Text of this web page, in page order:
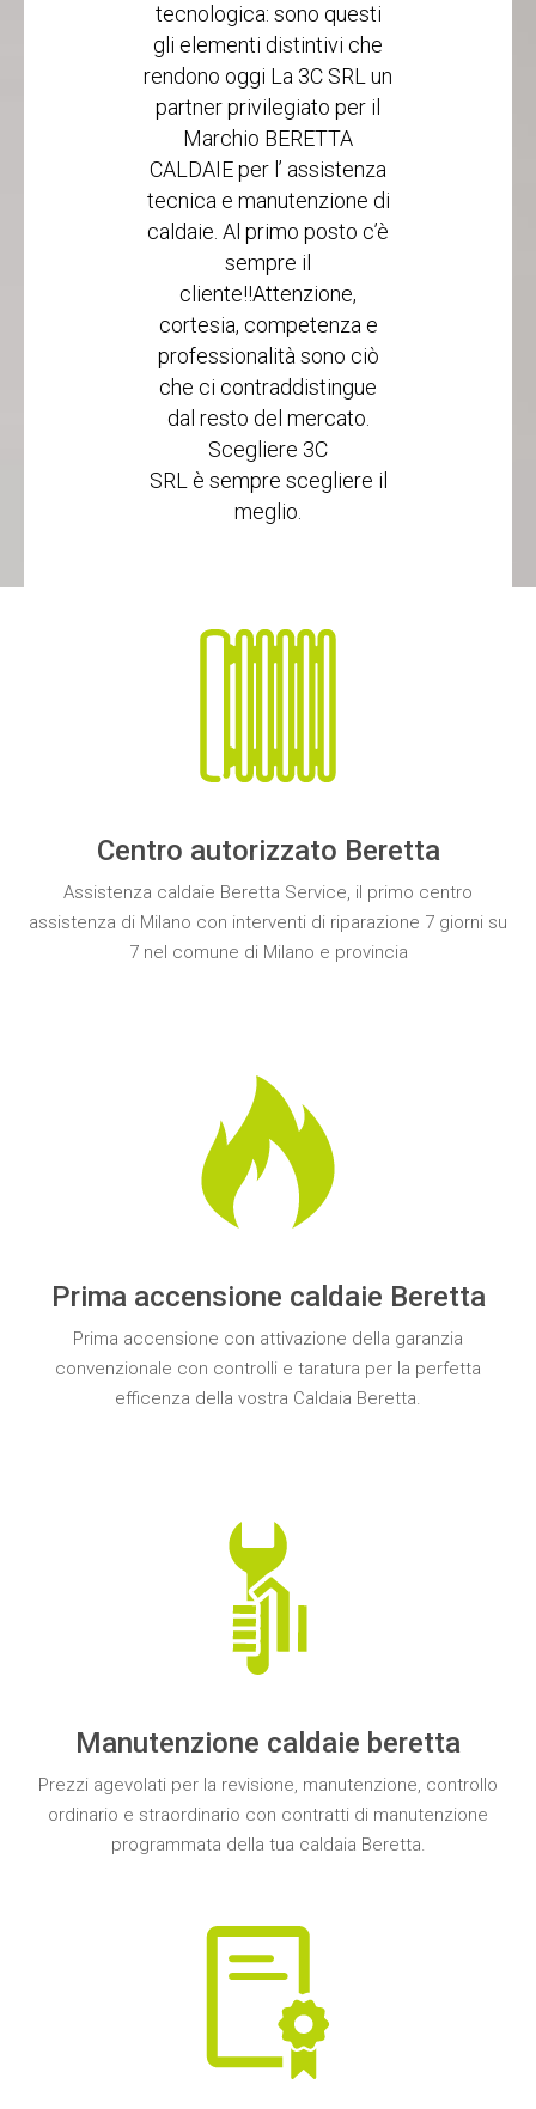
tecnologica: sono questi
gli elementi distintivi che
rendono oggi La 3C SRL un
partner privilegiato per il
Marchio BERETTA
CALDAIEper l’ assistenza
tecnica e manutenzione di
caldaie. Al primo posto c’è
sempre il
cliente!!Attenzione,
cortesia, competenza e
professionalità sono ciò
che ci contraddistingue
dal resto del mercato.
Scegliere 3C
SRL è sempre scegliere il
meglio.
Centro autorizzato Beretta
Assistenza caldaie Beretta Service, il primo centro
assistenza di Milano con interventi di riparazione 7 giorni su
7 nel comune di Milano e provincia
Prima accensione caldaie Beretta
Prima accensione con attivazione della garanzia
convenzionale con controlli e taratura per la perfetta
efficenza della vostra Caldaia Beretta.
Manutenzione caldaie beretta
Prezzi agevolati per la revisione, manutenzione, controllo
ordinario e straordinario con contratti di manutenzione
programmata della tua caldaia Beretta.